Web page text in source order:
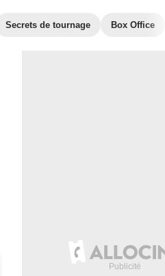
Secrets de tournage Box Office